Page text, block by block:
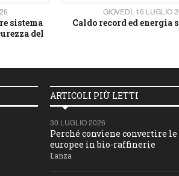
sistema
del
GIOVEDÌ, 16 LUGLIO
Caldo record ed energia
ARTICOLI PIÙ LETTI
30 LUGLIO 2026
Perché conviene convertire
europee in bio-raffinerie
Lanza